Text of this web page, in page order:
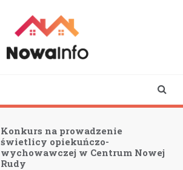
Konkurs na prowadzenie
świetlicy opiekuńczo-
wychowawczej w Centrum Nowej
Rudy